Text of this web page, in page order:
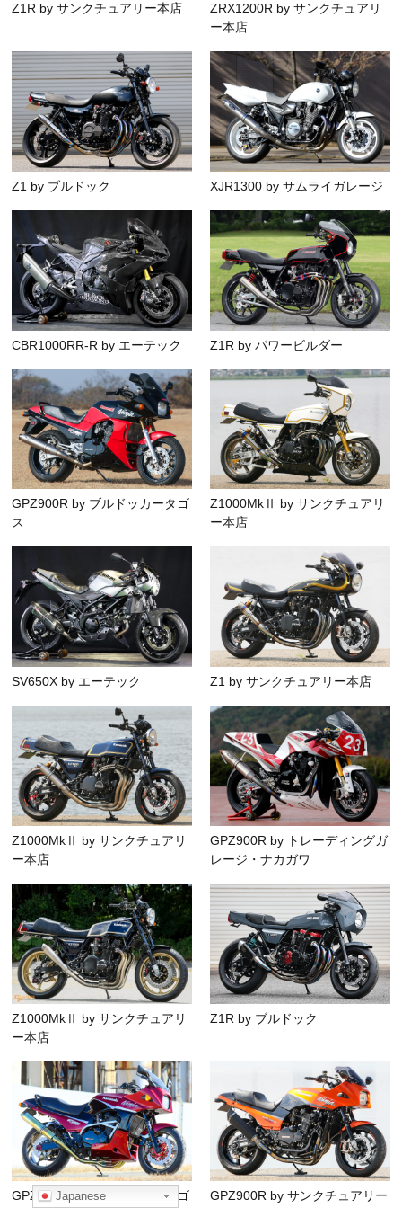
Z1R by サンクチュアリー本店
ZRX1200R by サンクチュアリ
ー本店
Z1 by ブルドック XJR1300 by サムライガレージ
CBR1000RR-R by エーテック Z1R by パワービルダー
GPZ900R by ブルドッカータゴ
ス
Z1000MkⅡ by サンクチュアリ
ー本店
SV650X by エーテック Z1 by サンクチュアリー本店
Z1000MkⅡ by サンクチュアリ
ー本店
GPZ900R by トレーディングガ
レージ・ナカガワ
Z1000MkⅡ by サンクチュアリ
ー本店
Z1R by ブルドック
GPZ900R by ブルドッカータゴ
GPZ900R by サンクチュアリー
Japanese